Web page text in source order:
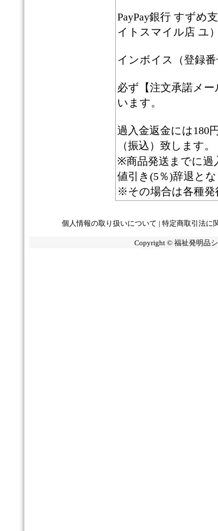
PayPay銀行 すずめ
イトスマイル店 ユ
インボイス（登録番
必ず【注文承諾メ
います。
過入金返金には180
（振込）致します。
※商品発送までに過
値引き(5％)辞退と
※その場合は各種発
個人情報の取り扱いについて | 特定商取引法に
Copyright © 福祉発明品